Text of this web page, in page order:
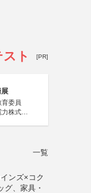
ト [PR]
育委員
株式会
一覧
ンズ×コク
グ、家具・